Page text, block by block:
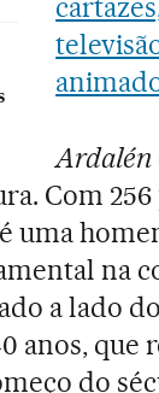
Ardalén
Com
uma
na
a lado
anos, que
do